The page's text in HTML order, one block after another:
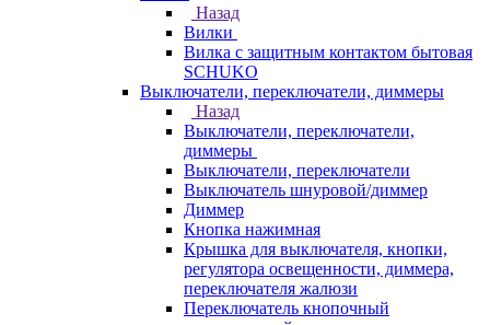
Назад
Вилки
Вилка с защитным контактом бытовая
SCHUKO
Выключатели, переключатели, диммеры
Назад
Выключатели, переключатели,
диммеры
Выключатели, переключатели
Выключатель шнуровой/диммер
Диммер
Кнопка нажимная
Крышка для выключателя, кнопки,
регулятора освещенности, диммера,
переключателя жалюзи
Переключатель кнопочный